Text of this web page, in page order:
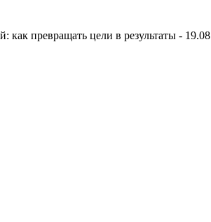
как превращать цели в результаты - 19.08